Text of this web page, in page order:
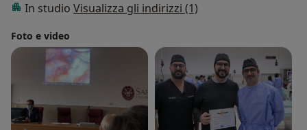
Principali patologie trattate
Tumori del polmone, Versamento pleurico,
Pneumotorace , Empiema pleurico , Mesotelioma ,
Enfisema, Bronchiectasia.
In studio Visualizza gli indirizzi (1)
Foto e video